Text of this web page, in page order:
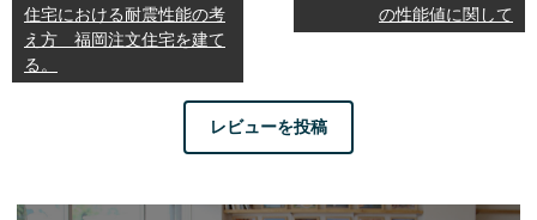
住宅における耐震性能の考
え方 福岡注文住宅を建て
る。
の性能値に関して
レビューを投稿